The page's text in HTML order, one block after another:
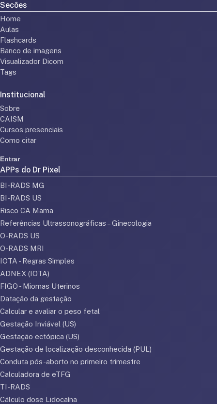
Secões
Home
Aulas
Flashcards
Banco de imagens
Visualizador Dicom
Tags
Institucional
Sobre
CAISM
Cursos presenciais
Como citar
Entrar
APPs do Dr Pixel
BI-RADS MG
BI-RADS US
Risco CA Mama
Referências Ultrassonográficas – Ginecologia
O-RADS US
O-RADS MRI
IOTA - Regras Simples
ADNEX (IOTA)
FIGO - Miomas Uterinos
Datação da gestação
Calcular e avaliar o peso fetal
Gestação Inviável (US)
Gestação ectópica (US)
Gestação de localização desconhecida (PUL)
Conduta pós-aborto no primeiro trimestre
Calculadora de eTFG
TI-RADS
Cálculo dose Lidocaína